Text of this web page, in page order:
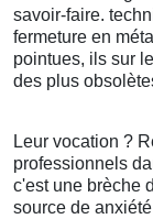
savoir-faire.
fermeture en
pointues, ils sur
des plus
Leur vocation ?
professionnels
c'est une brèche
source de